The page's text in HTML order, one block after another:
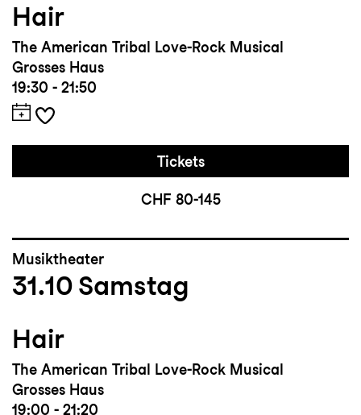
Hair
The American Tribal Love-Rock Musical
Grosses Haus
19:30 - 21:50
Tickets
CHF 80-145
Musiktheater
31.10 Samstag
Hair
The American Tribal Love-Rock Musical
Grosses Haus
19:00 - 21:20